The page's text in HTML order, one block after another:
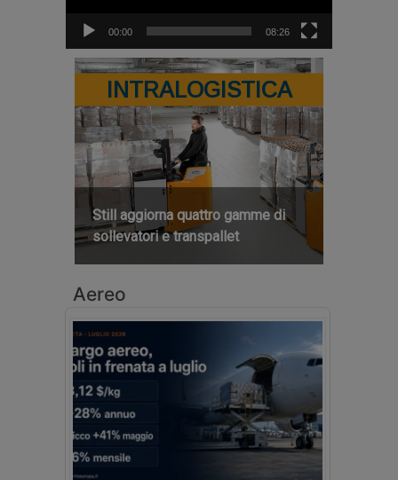
00:00 08:26
INTRALOGISTICA
Still aggiorna quattro gamme di
sollevatori e transpallet
Aereo